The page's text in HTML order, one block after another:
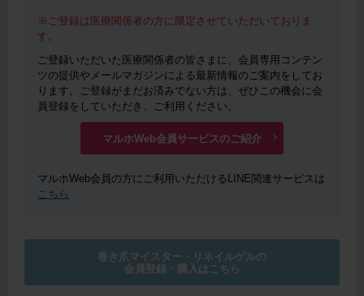
※ご登録は医療関係者の方に限定させていただいておりま
す。
ご登録いただいた医療関係者の皆さまに、会員専用コンテン
ツの提供やメールマガジンによる最新情報のご案内をしてお
ります。ご登録がまだお済みでない方は、ぜひこの機会に会
員登録をしていただき、ご利用ください。
マルホWeb会員サービスのご紹介
マルホWeb会員の方にご利用いただけるLINE関連サービスは
こちら
巻き爪マイスター・リネイルゲルの
会員登録・購入はこちら